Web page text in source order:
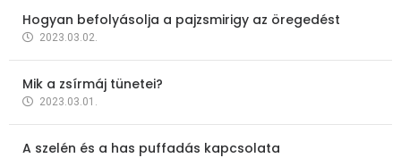
Hogyan befolyásolja a pajzsmirigy az öregedést
2023.03.02.
Mik a zsírmáj tünetei?
2023.03.01.
A szelén és a has puffadás kapcsolata